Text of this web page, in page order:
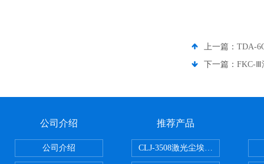
上一篇： TDA-
下一篇： FKC-Ⅲ
公司介绍
公司介绍
推荐产品
CLJ-3508激光尘埃粒子计数器50L